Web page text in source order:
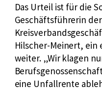
Das Urteil ist für die
Geschäftsführerin der
Hilscher-Meinert, ein
weiter. „Wir klagen
eine Unfallrente